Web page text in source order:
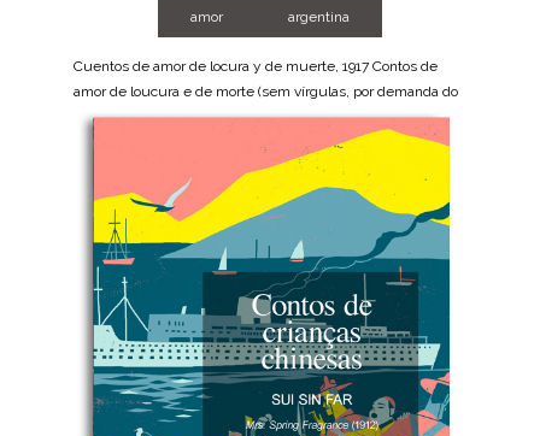
amor argentina
Cuentos de amor de locura y de muerte, 1917 Contos de
amor de loucura e de morte (sem vírgulas, por demanda do
autor) é uma coletânea publicada em 1917, na Argentina....